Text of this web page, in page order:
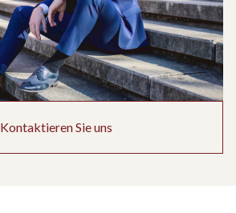
Kontaktieren Sie uns